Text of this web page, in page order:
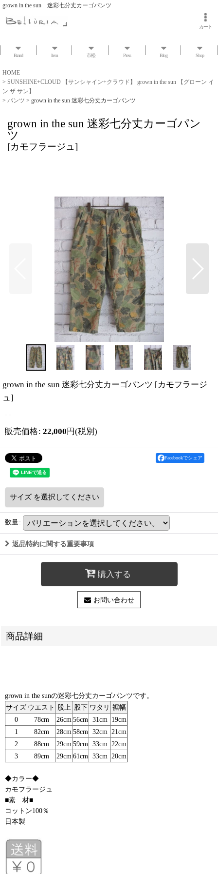
grown in the sun 迷彩七分丈カーゴパンツ
カート
Brand Item 市松 Press Blog Shop
HOME
> SUNSHINE+CLOUD 【サンシャイン+クラウド】 grown in the sun 【グローン イ
ン ザ サン】
> パンツ > grown in the sun 迷彩七分丈カーゴパンツ
grown in the sun 迷彩七分丈カーゴパン
ツ
[カモフラージュ ]
grown in the sun 迷彩七分丈カーゴパンツ [カモフラージ
ュ ]
販売価格: 22,000 円(税別)
Facebookでシェア
サイズ を選択してください
数量:
返品特約に関する重要事項
購入する
お問い合わせ
商品詳細
grown in the sunの迷彩七分丈カーゴパンツです。
サイズ ウエスト 股上 股下 ワタリ 裾幅
0
78cm 26cm 56cm 31cm
19cm
1
82cm 28cm 58cm 32cm
21cm
2
88cm 29cm 59cm 33cm
22cm
3
89cm 29cm 61cm 33cm 20cm
◆カラー◆
カモフラージュ
■素 材■
コットン100％
日本製